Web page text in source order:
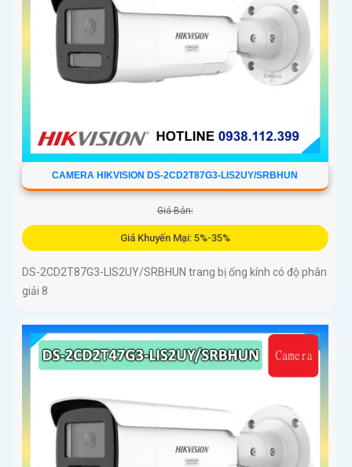
CAMERA HIKVISION DS-2CD2T87G3-LIS2UY/SRBHUN
Giá Bán:
Giá Khuyến Mại: 5%-35%
DS-2CD2T87G3-LIS2UY/SRBHUN trang bị ống kính có độ phân
giải 8